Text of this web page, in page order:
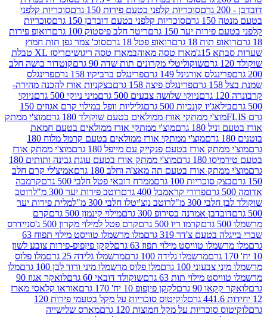
סוכריות קלפני בטעם פירות 150 גרם
סוכריות קלפני
סוכריות קלפני בטעם דובדבן 150 גרם
סוכריות
יער 150 גרם
ריטר חלב פיסטוק 100 גרם
רואופ פירות
תות 18 גרם
רואופ פטל 18 גרם
סוכ' צמר גפן תות חמוץ
מארז טסה מאוהב מארז טסה ריגושים
ריסז XL טבלת
שוקוליטלי מקרונים תות שדה 90 גרם
קוטדור בושה חלב
אורגינל 149 גרם
פרינגלס ברביקיו 158 גרם
פרינגלס
פרינגלס פיצה 158 גרם
בצקניות אורז להכנה מהירה-
ניוקי שלושה צבעים 500 גרם
מיני ניוקי 500 גרם
ניוקי
קונכיות 500 גרם
גליליות וופל במילוי קרם אגוזים 150
ממתקי אורז ממולאים בטעם שוקולד 180 גרם
מוצ'י ממתק
גרם
מוצ'י ממתקי אורז ממולאים בטעם חמאת
מוצ'י ממתקי אורז ממולאים בטעם קרמל מלוח 180
אורז בטעם פנקייק עם מייפל 180 גרם
מוצ'י ממתק אורז
גרם
מוצ'י ממתק אורז בטעם עוגת גבינה ותותים 180
אורז בטעם תה מאצ'ה וחלב 180 גרם
אמיצ'לי קרם חלב
סוכריות 100 גרם
ממרח דובאי פטל חלבי 500 גרם
קרמבה
פרורי קראמבל 400 גרם
רוטב פירות יער 300 מ"ל
רוטב
300 מ"ל
רוטב נוצ'יטלו חלבי 300 מ"ל
מלית פירות יער
אמרנה בסירופ 300 גרם
מילוי קינמון 500 גרם
קרם
קרמו ריו 500 גרם
קרם פטל למילוי מקרון 500 ג'
סניידרס
צ'דר 319 גרם
מלו מרשמלו טוויסט מילוי תפוח 63
טוויסט מילוי תפוז 63 גרם
לקקן פיןפופ-פירות צובע לשון
מרשמלו גלידה 100 גרם
מרשמלו גלידה 25 גרם
מלו פלוס
100 גרם
מלו פלוס מרשמלו מיני ורוד לבן 100 גרם
מלו
מילוי תות 63 גרם
שוקולד דובאי 60 גרם
לואקר אגוז 90
90 גרם
לקקן פיןפופ 10 יח' 170 גרם
אוראו קלאסי מארז
לוקיטוס סוכריות על מקל בטעמי פירות 120
על מקל חמוצות 120 גרם
מארס שלישייה